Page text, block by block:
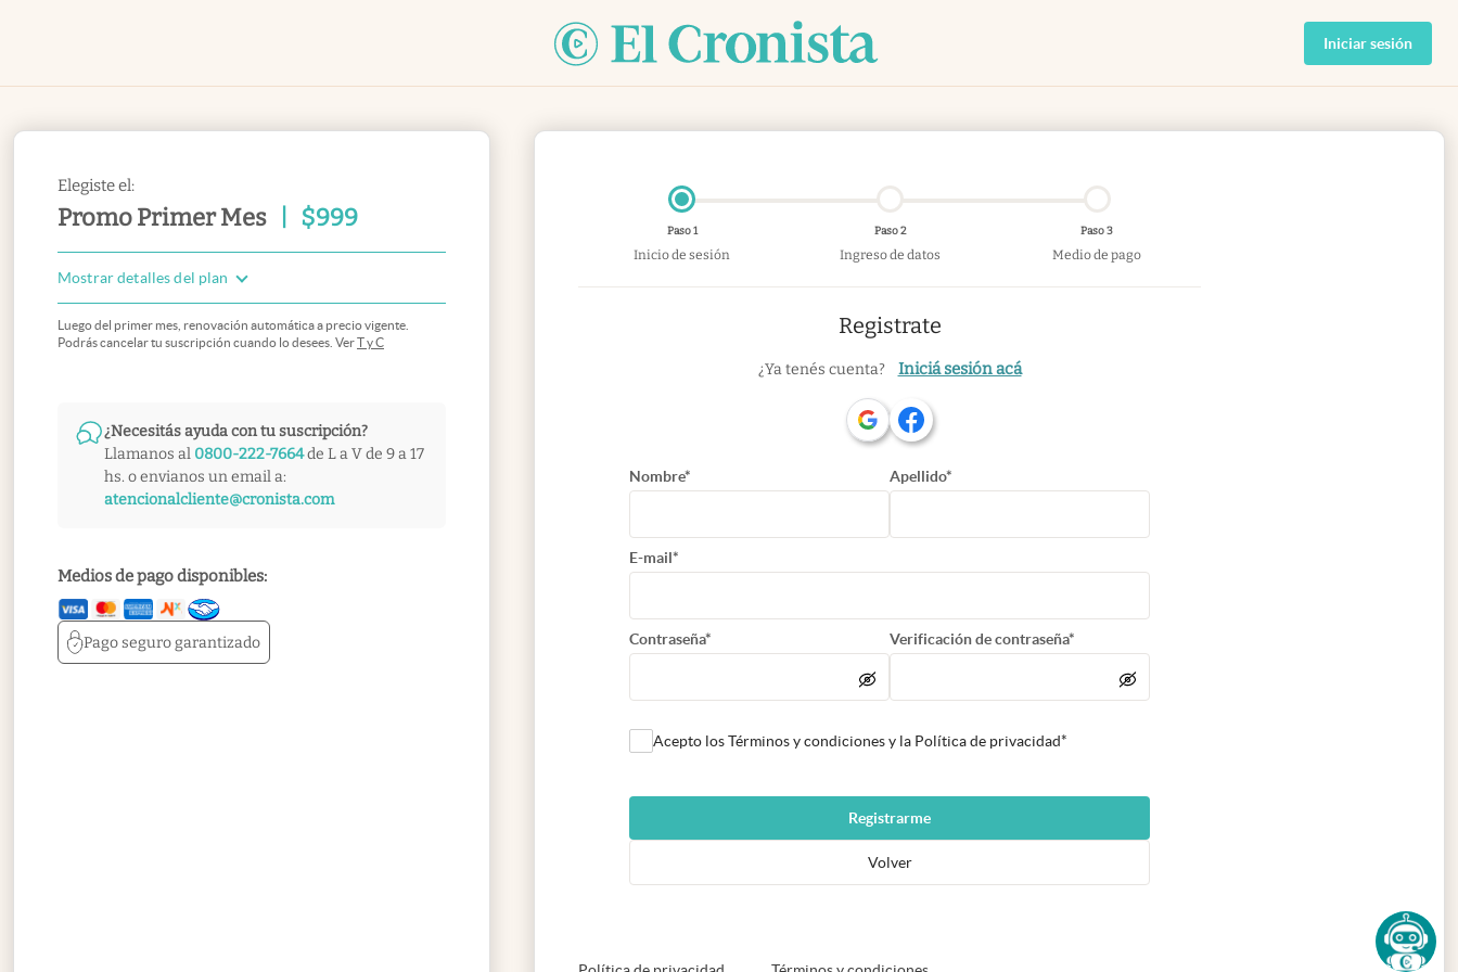
Iniciar sesión
Elegiste el:
Promo Primer Mes $999
Mostrar detalles del plan
Luego del primer mes, renovación automática a precio vigente.
Podrás cancelar tu suscripción cuando lo desees. VerT y C
¿Necesitás ayuda con tu suscripción?
Llamanos al 0800-222-7664de L a V de 9 a 17
hs. o envianos un email a:
atencionalcliente@cronista.com
Medios de pago disponibles:
Pago segurogarantizado
Paso 1
Inicio de sesión
Paso 2
Ingreso de datos
Paso 3
Medio de pago
Registrate
¿Ya tenés cuenta? Iniciá sesión acá
Nombre* Apellido*
E-mail*
Contraseña* Verificación de contraseña*
Acepto los Términos y condiciones y la Política de privacidad*
Registrarme
Volver